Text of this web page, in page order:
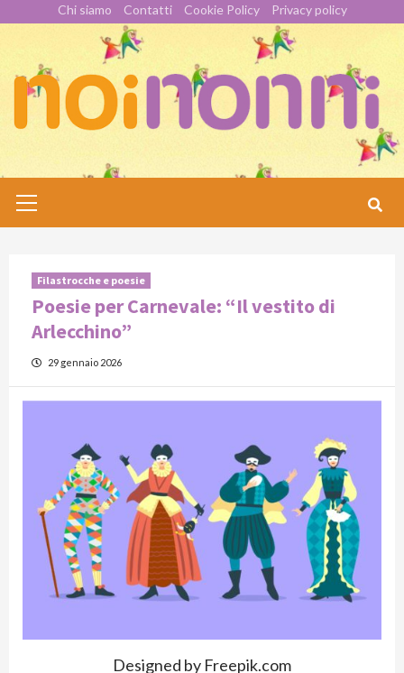
content
Chi siamo Contatti Cookie Policy Privacy policy
Menu
Filastrocche e poesie
Poesie per Carnevale: “Il vestito di
Arlecchino”
29 gennaio 2026
Designed by Freepik.com